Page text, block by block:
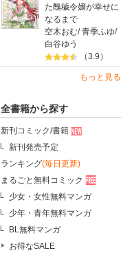
た醜穢令嬢が幸せに
なるまで
空木おむ/青季ふゆ/
白谷ゆう
（3.9）
もっと見る
全書籍から探す
新刊コミック/書籍
新刊発売予定
ランキング(毎日更新)
まるごと無料コミック
少女・女性無料マンガ
少年・青年無料マンガ
BL無料マンガ
お得なSALE